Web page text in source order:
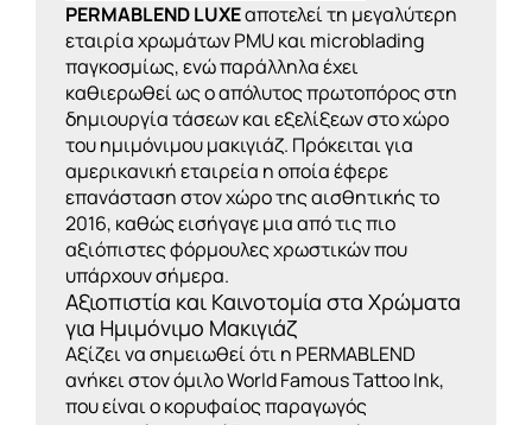
PERMABLEND LUXEαποτελεί τη μεγαλύτερη
εταιρία χρωμάτων PMU και microblading
παγκοσμίως, ενώ παράλληλα έχει
καθιερωθεί ως ο απόλυτος πρωτοπόρος στη
δημιουργία τάσεων και εξελίξεων στο χώρο
του ημιμόνιμου μακιγιάζ. Πρόκειται για
αμερικανική εταιρεία η οποία έφερε
επανάσταση στον χώρο της αισθητικής το
2016, καθώς εισήγαγε μια από τις πιο
αξιόπιστες φόρμουλες χρωστικών που
υπάρχουν σήμερα.
Αξιοπιστία και Καινοτομία στα Χρώματα
για Ημιμόνιμο Μακιγιάζ
Αξίζει να σημειωθεί ότι η PERMABLEND
ανήκει στον όμιλο World Famous Tattoo Ink,
που είναι ο κορυφαίος παραγωγός